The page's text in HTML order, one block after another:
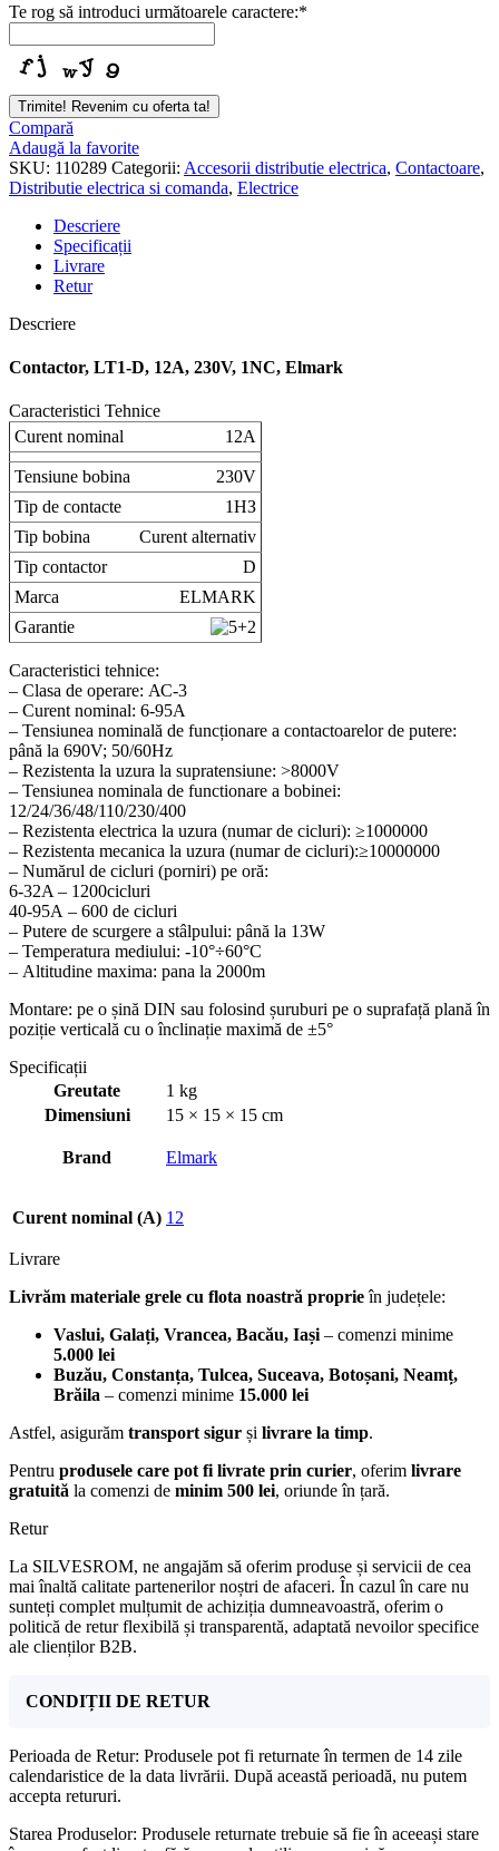
Te rog să introduci următoarele caractere:*
Trimite! Revenim cu oferta ta!
Compară
Adaugă la favorite
SKU: 110289 Categorii: Accesorii distributie electrica, Contactoare,
Distributie electrica si comanda, Electrice
Descriere
Specificații
Livrare
Retur
Descriere
Contactor, LT1-D, 12A, 230V, 1NC, Elmark
Caracteristici Tehnice
Curent nominal
12A
Tensiune bobina
230V
Tip de contacte
1НЗ
Tip bobina
Curent alternativ
Tip contactor
D
Marca
ELMARK
Garantie
Caracteristici tehnice:
– Clasa de operare: АС-3
– Curent nominal: 6-95A
– Tensiunea nominală de funcționare a contactoarelor de putere:
până la 690V; 50/60Hz
– Rezistenta la uzura la supratensiune: >8000V
– Tensiunea nominala de functionare a bobinei:
12/24/36/48/110/230/400
– Rezistenta electrica la uzura (numar de cicluri): ≥1000000
– Rezistenta mecanica la uzura (numar de cicluri):≥10000000
– Numărul de cicluri (porniri) pe oră:
6-32A – 1200cicluri
40-95А – 600 de cicluri
– Putere de scurgere a stâlpului: până la 13W
– Temperatura mediului: -10°÷60°С
– Altitudine maxima: pana la 2000m
Montare: pe o șină DIN sau folosind șuruburi pe o suprafață plană în
poziție verticală cu o înclinație maximă de ±5°
Specificații
Greutate
1 kg
Dimensiuni
15 × 15 × 15 cm
Brand Elmark
Curent nominal (A) 12
Livrare
Livrăm materiale grele cu flota noastră proprieîn județele:
Vaslui, Galați, Vrancea, Bacău, Iași– comenzi minime
5.000 lei
Buzău, Constanța, Tulcea, Suceava, Botoșani, Neamț,
Brăila – comenzi minime 15.000 lei
Astfel, asigurăm transport sigur și livrare la timp.
Pentru produsele care pot fi livrate prin curier, oferim livrare
gratuită la comenzi de minim 500 lei, oriunde în țară.
Retur
La SILVESROM, ne angajăm să oferim produse și servicii de cea
mai înaltă calitate partenerilor noștri de afaceri. În cazul în care nu
sunteți complet mulțumit de achiziția dumneavoastră, oferim o
politică de retur flexibilă și transparentă, adaptată nevoilor specifice
ale clienților B2B.
CONDIȚII DE RETUR
Perioada de Retur: Produsele pot fi returnate în termen de 14 zile
calendaristice de la data livrării. După această perioadă, nu putem
accepta retururi.
Starea Produselor: Produsele returnate trebuie să fie în aceeași stare